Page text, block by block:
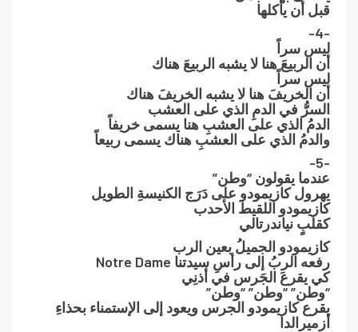
قبل أن يأكلها
-4-
ليس سراً
أن الربيعَ هنا لا يشبه الربيعَ هناك
ليس سراً
أن الخريفَ هنا لا يشبه الخريفَ هناك
السرُّ في الدمِ الذي على العشب
الدمُ الذي على العشبِ هنا يسمى خريفاً
والدمُ الذي على العشبِ هناك يسمى ربيعاً
-5-
عندما يقولون “وطن”
يهرول كازيمودو على دَرَج الكنيسةِ الطويل
كازيمودو اللقيط الأحدب
كقلبٍ نياندرتالي
كازيمودو الجميلُ بعين الرب
رفعه الربُ إلى رأسِ سيدتنا Notre Dame
كي يقرعَ الجَرس في أذنِي
“وطن” “وطن” “وطن”
يقرع كازيمودو الجرس ويعود إلى الإستمناء بحذاءِ
أزميرالدا